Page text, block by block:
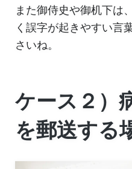
また御侍史や御机下は
く誤字が起きやすい言
さいね。
ケース２）
を郵送する